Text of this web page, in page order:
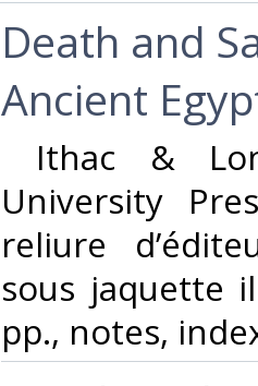
‎Death and
Ancient
Ithac &
University
reliure
sous jaquette
pp., notes,